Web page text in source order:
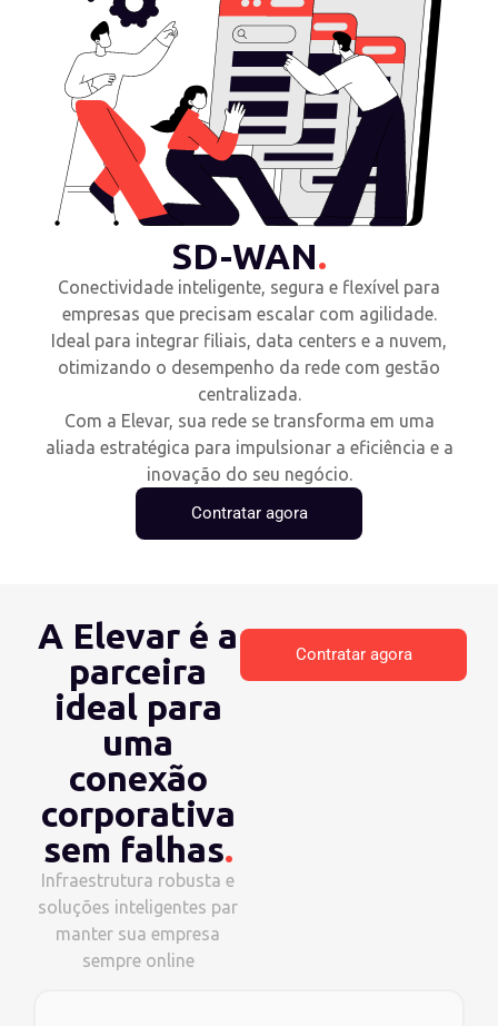
SD-WAN.
Conectividade inteligente, segura e flexível para
empresas que precisam escalar com agilidade.
Ideal para integrar filiais, data centers e a nuvem,
otimizando o desempenho da rede com gestão
centralizada.
Com a Elevar, sua rede se transforma em uma
aliada estratégica para impulsionar a eficiência e a
inovação do seu negócio.
Contratar agora
A Elevar é a
parceira
ideal para
uma
conexão
corporativa
sem falhas.
Infraestrutura robusta e
soluções inteligentes par
manter sua empresa
sempre online
Contratar agora